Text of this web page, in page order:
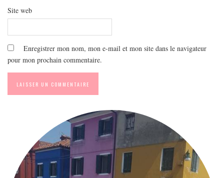
Site web
Enregistrer mon nom, mon e-mail et mon site dans le navigateur
pour mon prochain commentaire.